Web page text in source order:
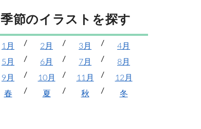
季節のイラストを探す
1月 2月 3月
4月
5月
6月 7月
8月
9月
10月 11月
12月
春
夏 秋 冬